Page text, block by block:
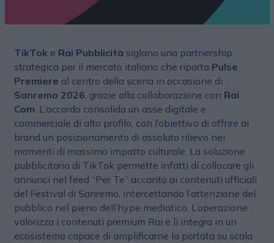
TikToke Rai Pubblicità siglano una partnership
strategica per il mercato italiano che riporta Pulse
Premiere al centro della scena in occasione di
Sanremo 2026, grazie alla collaborazione con Rai
Com. L’accordo consolida un asse digitale e
commerciale di alto profilo, con l’obiettivo di offrire ai
brand un posizionamento di assoluto rilievo nei
momenti di massimo impatto culturale. La soluzione
pubblicitaria di TikTok permette infatti di collocare gli
annunci nel feed “Per Te” accanto ai contenuti ufficiali
del Festival di Sanremo, intercettando l’attenzione del
pubblico nel pieno dell’hype mediatico. L’operazione
valorizza i contenuti premium Rai e li integra in un
ecosistema capace di amplificarne la portata su scala